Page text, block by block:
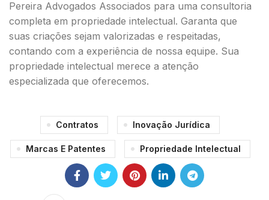
Pereira Advogados Associados para uma consultoria
completa em propriedade intelectual. Garanta que
suas criações sejam valorizadas e respeitadas,
contando com a experiência de nossa equipe. Sua
propriedade intelectual merece a atenção
especializada que oferecemos.
Contratos Inovação Jurídica
Marcas E Patentes Propriedade Intelectual